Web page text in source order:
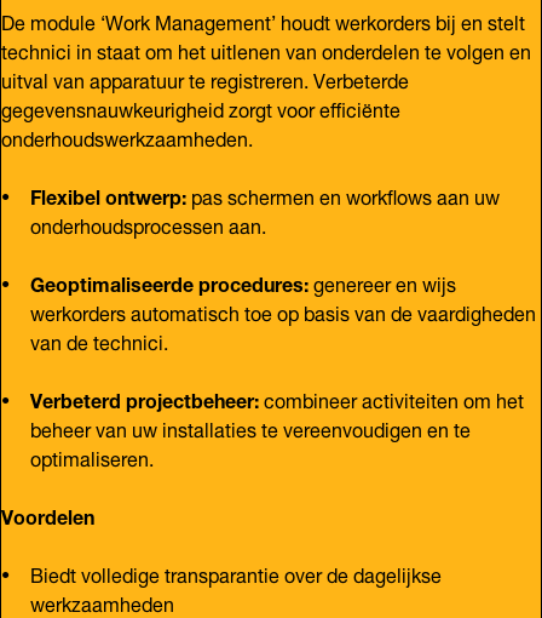
De module ‘Work Management’ houdt werkorders bij en stelt
technici in staat om het uitlenen van onderdelen te volgen en
uitval van apparatuur te registreren. Verbeterde
gegevensnauwkeurigheid zorgt voor efficiënte
onderhoudswerkzaamheden.
Flexibel ontwerp:pas schermen en workflows aan uw
onderhoudsprocessen aan.
Geoptimaliseerde procedures:genereer en wijs
werkorders automatisch toe op basis van de vaardigheden
van de technici.
Verbeterd projectbeheer:combineer activiteiten om het
beheer van uw installaties te vereenvoudigen en te
optimaliseren.
Voordelen
Biedt volledige transparantie over de dagelijkse
werkzaamheden